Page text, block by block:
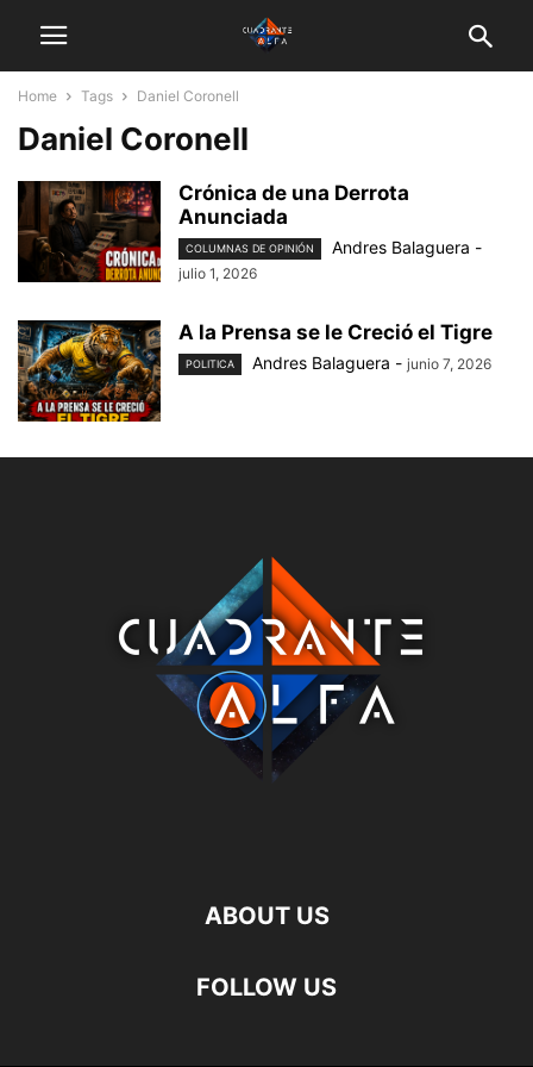
Home Tags Daniel Coronell
Daniel Coronell
Crónica de una Derrota
Anunciada
COLUMNAS DE OPINIÓN Andres Balaguera -
julio 1, 2026
A la Prensa se le Creció el Tigre
POLITICA Andres Balaguera - junio 7, 2026
ABOUT US
FOLLOW US